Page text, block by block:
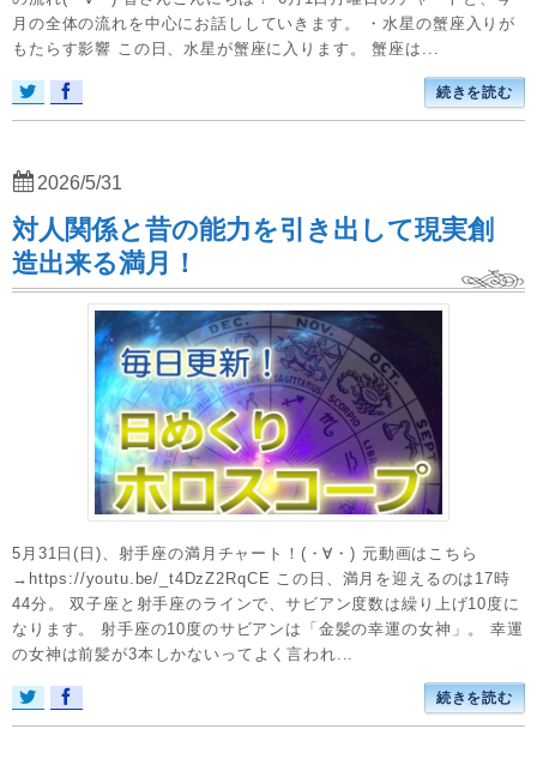
月の全体の流れを中心にお話ししていきます。 ・水星の蟹座入りが
もたらす影響 この日、水星が蟹座に入ります。 蟹座は...
続きを読む
対人関係と昔の能力を引き出して現実創
造出来る満月！
5月31日(日)、射手座の満月チャート！(・∀・) 元動画はこちら
→https://youtu.be/_t4DzZ2RqCE この日、満月を迎えるのは17時
44分。 双子座と射手座のラインで、サビアン度数は繰り上げ10度に
なります。 射手座の10度のサビアンは「金髪の幸運の女神」。 幸運
の女神は前髪が3本しかないってよく言われ...
続きを読む
2026/5/31